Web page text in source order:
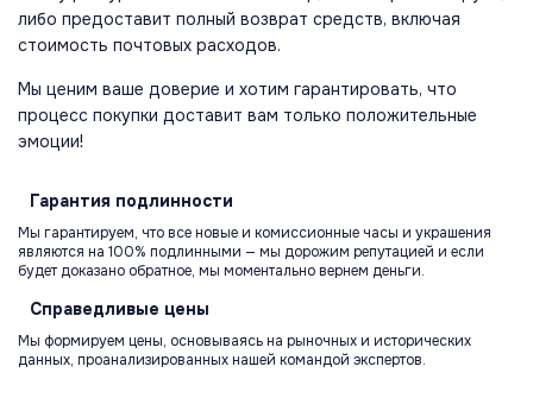
либо предоставит полный возврат средств, включая
стоимость почтовых расходов.
Мы ценим ваше доверие и хотим гарантировать, что
процесс покупки доставит вам только положительные
эмоции!
Гарантия подлинности
Мы гарантируем, что все новые и комиссионные часы и украшения
являются на 100% подлинными — мы дорожим репутацией и если
будет доказано обратное, мы моментально вернем деньги.
Справедливые цены
Мы формируем цены, основываясь на рыночных и исторических
данных, проанализированных нашей командой экспертов.